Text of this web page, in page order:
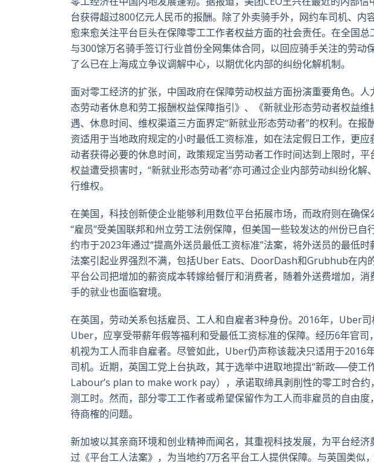
台获得超过800亿元人民币的报酬。除了外卖骑手外，网约车司机、内
愈来愈关注平台巨头在保障零工工作者权益方面的社会责任。在全国
与300馀万名骑手签订行业首份全网集体合同，以回应骑手关注的劳动
了么已在上海成立争议调解中心，以期优化内部的纠纷化解机制。
面对零工经济的扩张，中国政府在保障劳动权益方面扮演重要角色。
态劳动者休息和劳工报酬权益保障指引》、《新就业形态劳动者权益
遇、休息时间、维权渠道三方面界定“新就业形态劳动者”的权利。在报
资适用于当地政府规定的小时最低工资标准，如在法定假日工作，更
动者获得必要的休息时间，政策规定当劳动者工作时间达到上限时，
权益遭受损害时，“新就业形态劳动者”亦可通过企业内部劳动纠纷化
行维权。
在美国，科技创新使企业能够利用数位平台拓展市场，而政府则在确
“雇员”受美国联邦和州立劳工法例保障，但美国一些较发达的州份已
约市于2023年通过“提高外送员最低工资标准”法案，将外送员的最低
法案引起业界强烈不满，包括Uber Eats、DoorDash和Grubhub在内
平台公司把增加的薪资成本转嫁给餐厅和消费者，随着外送费增加，
手的就业也面临窘境。
在英国，劳动关系包括雇员、工人和自雇者3种身份。2016年，Uber
Uber，应享受带薪年假等福利和受最低工资标准的保障。经历6年官
机视为工人而非自雇者。尽管如此，Uber仍声称该裁决只适用于2016
司机。近期，英国工党上台执政，其于选举中进取地提出“新政──使工
Labour’s plan to make work pay），承诺取缔具剥削性的零工时合
测工时。然而，部分零工工作者或希望保留作为工人而非雇员的自由
待商榷的问题。
新加坡以其亲商环境和创业精神而闻名，其重视科技发展，为平台经
过《平台工人法案》，为当地约7万名平台工人提供保障。与英国类似